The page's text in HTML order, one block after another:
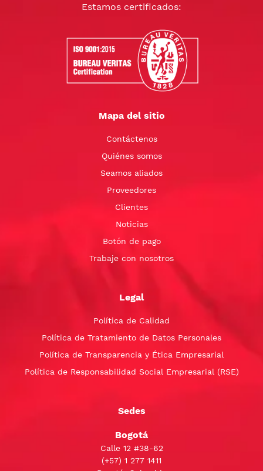
Estamos certificados:
Mapa del sitio
Contáctenos
Quiénes somos
Seamos aliados
Proveedores
Clientes
Noticias
Botón de pago
Trabaje con nosotros
Legal
Política de Calidad
Política de Tratamiento de Datos Personales
Política de Transparencia y Ética Empresarial
Política de Responsabilidad Social Empresarial (RSE)
Sedes
Bogotá
Calle 12 #38-62
(+57) 1 277 1411